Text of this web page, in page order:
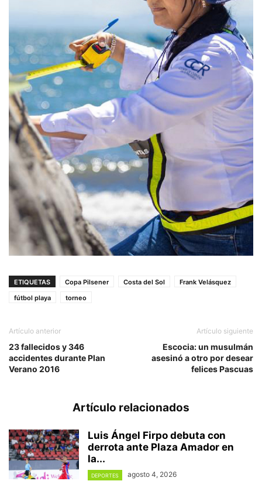
ETIQUETAS Copa Pilsener Costa del Sol
Frank Velásquez
fútbol playa
torneo
Artículo anterior
23 fallecidos y 346
accidentes durante Plan
Verano 2016
Artículo siguiente
Escocia: un musulmán
asesinó a otro por desear
felices Pascuas
Artículo relacionados
Luis Ángel Firpo debuta con
derrota ante Plaza Amador en
la...
DEPORTES agosto 4, 2026